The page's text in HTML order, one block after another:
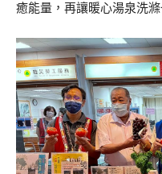
癒能量，再讓暖心湯泉洗